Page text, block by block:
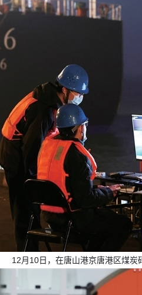
12月10日，在唐山港京唐港区煤炭